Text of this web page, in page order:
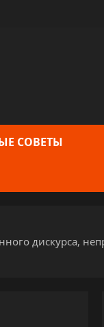
СОВЕТЫ
дискурса,